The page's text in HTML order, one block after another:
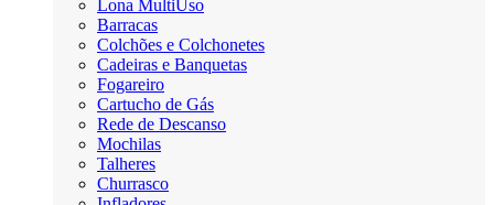
Lona MultiUso
Barracas
Colchões e Colchonetes
Cadeiras e Banquetas
Fogareiro
Cartucho de Gás
Rede de Descanso
Mochilas
Talheres
Churrasco